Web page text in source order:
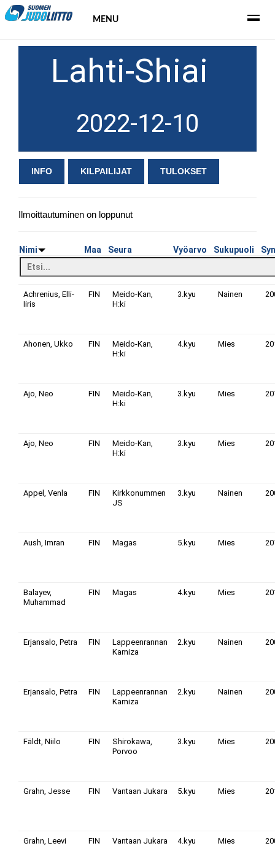
MENU
Lahti-Shiai
2022-12-10
INFO KILPAILIJAT TULOKSET
Ilmoittautuminen on loppunut
Nimi Maa Seura Vyöarvo Sukupuoli
Achrenius, Elli-
Iiris
FIN
Meido-Kan,
H:ki
3.kyu Nainen
Ahonen, Ukko FIN
Meido-Kan,
H:ki
4.kyu Mies
Ajo, Neo FIN
Meido-Kan,
H:ki
3.kyu Mies
Ajo, Neo FIN
Meido-Kan,
H:ki
3.kyu Mies
Appel, Venla FIN
Kirkkonummen
JS
3.kyu Nainen
Aush, Imran FIN Magas 5.kyu Mies
Balayev,
Muhammad
FIN Magas 4.kyu Mies
Erjansalo, Petra FIN
Lappeenrannan
Kamiza
2.kyu Nainen
Erjansalo, Petra FIN
Lappeenrannan
Kamiza
2.kyu Nainen
Fäldt, Niilo FIN
Shirokawa,
Porvoo
3.kyu Mies
Grahn, Jesse FIN Vantaan Jukara 5.kyu Mies
Grahn, Leevi FIN Vantaan Jukara 4.kyu Mies